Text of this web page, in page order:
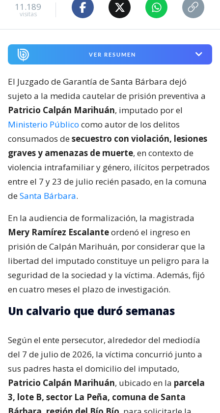
11.189
visitas
VER RESUMEN
El Juzgado de Garantía de Santa Bárbara dejó
sujeto a la medida cautelar de prisión preventiva a
Patricio Calpán Marihuán, imputado por el
Ministerio Público como autor de los delitos
consumados desecuestro con violación, lesiones
graves y amenazas de muerte, en contexto de
violencia intrafamiliar y género, ilícitos perpetrados
entre el 7 y 23 de julio recién pasado, en la comuna
deSanta Bárbara.
En la audiencia de formalización, la magistrada
Mery Ramírez Escalanteordenó el ingreso en
prisión de Calpán Marihuán, por considerar que la
libertad del imputado constituye un peligro para la
seguridad de la sociedad y la víctima. Además, fijó
en cuatro meses el plazo de investigación.
Un calvario que duró semanas
Según el ente persecutor, alrededor del mediodía
del 7 de julio de 2026, la víctima concurrió junto a
sus padres hasta el domicilio del imputado,
Patricio Calpán Marihuán, ubicado en la parcela
3, lote B, sector La Peña, comuna de Santa